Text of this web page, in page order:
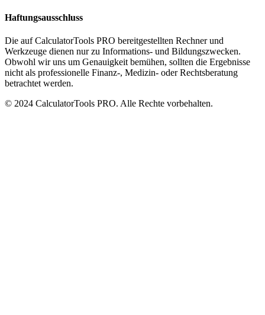
Haftungsausschluss
Die auf CalculatorTools PRO bereitgestellten Rechner und
Werkzeuge dienen nur zu Informations- und Bildungszwecken.
Obwohl wir uns um Genauigkeit bemühen, sollten die Ergebnisse
nicht als professionelle Finanz-, Medizin- oder Rechtsberatung
betrachtet werden.
© 2024 CalculatorTools PRO. Alle Rechte vorbehalten.